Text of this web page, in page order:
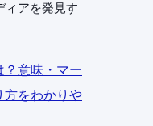
ィアを発見す
？意味・マー
方をわかりや